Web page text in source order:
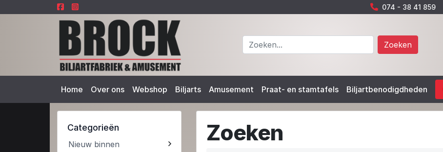
074 - 38 41 859
Zoeken
Home Over ons Webshop Biljarts Amusement Praat- en stamtafels Biljartbenodigdheden
Categorieën
Nieuw binnen Zoeken